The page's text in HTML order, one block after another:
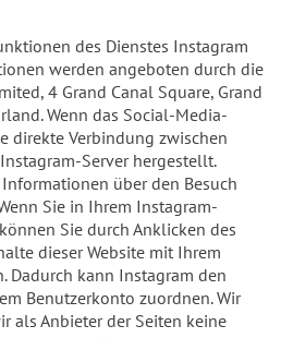
des Dienstes Instagram
werden angeboten durch die
4 Grand Canal Square, Grand
Wenn das Social-Media-
direkte Verbindung zwischen
Server hergestellt.
über den Besuch
Sie in Ihrem Instagram-
Sie durch Anklicken des
dieser Website mit Ihrem
Dadurch kann Instagram den
Benutzerkonto zuordnen. Wir
als Anbieter der Seiten keine